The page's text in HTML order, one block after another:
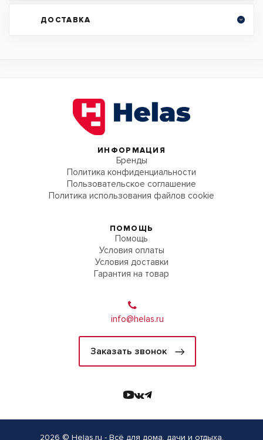
ДОСТАВКА
ИНФОРМАЦИЯ
Бренды
Политика конфиденциальности
Пользовательское соглашение
Политика использования файлов cookie
ПОМОЩЬ
Помощь
Условия оплаты
Условия доставки
Гарантия на товар
info@helas.ru
Заказать звонок
2026 © Helas.ru - Всё для дома, дачи и отдыха.